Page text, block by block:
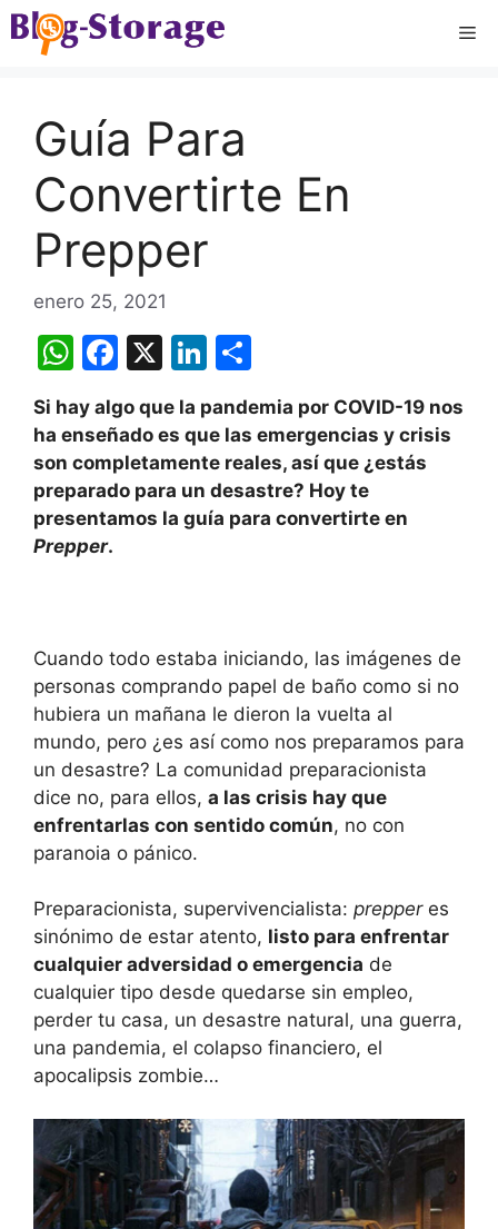
Saltar
al
Guía Para
Convertirte En
Prepper
enero 25, 2021
W
at
s
A
p
p
F
c
e
b
o
X
Li
k
e
dI
n
m
p
ar
tir
Si hay algo que la pandemia por COVID-19 nos
ha enseñado es que las emergencias y crisis
son completamente reales, así que ¿estás
preparado para un desastre? Hoy te
presentamos la guía para convertirte en
Prepper.
Cuando todo estaba iniciando, las imágenes de
personas comprando papel de baño como si no
hubiera un mañana le dieron la vuelta al
mundo, pero ¿es así como nos preparamos para
un desastre? La comunidad preparacionista
dice no, para ellos, a las crisis hay que
enfrentarlas con sentido común, no con
paranoia o pánico.
Preparacionista, supervivencialista: prepperes
sinónimo de estar atento, listo para enfrentar
cualquier adversidad o emergencia de
cualquier tipo desde quedarse sin empleo,
perder tu casa, un desastre natural, una guerra,
una pandemia, el colapso financiero, el
apocalipsis zombie…